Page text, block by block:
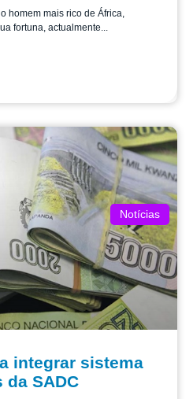
homem mais rico de África,
fortuna, actualmente...
Notícias
integrar sistema
da SADC